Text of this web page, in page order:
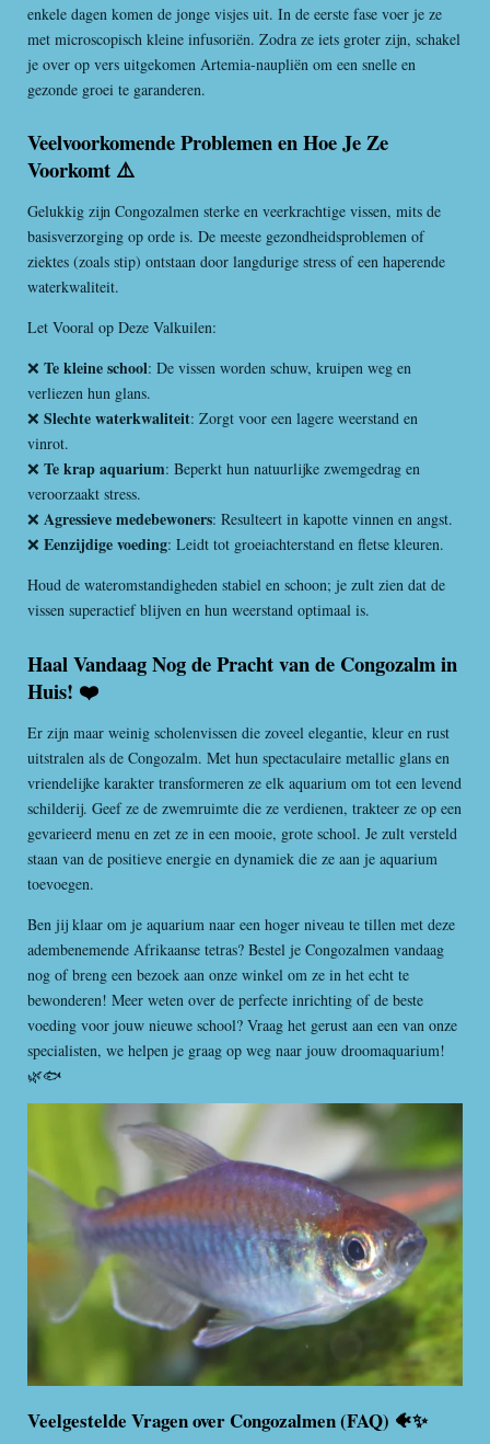
enkele dagen komen de jonge visjes uit. In de eerste fase voer je ze
met microscopisch kleine infusoriën. Zodra ze iets groter zijn, schakel
je over op vers uitgekomen Artemia-naupliën om een snelle en
gezonde groei te garanderen.
Veelvoorkomende Problemen en Hoe Je Ze
Voorkomt ⚠️
Gelukkig zijn Congozalmen sterke en veerkrachtige vissen, mits de
basisverzorging op orde is. De meeste gezondheidsproblemen of
ziektes (zoals stip) ontstaan door langdurige stress of een haperende
waterkwaliteit.
Let Vooral op Deze Valkuilen:
❌ Te kleine school: De vissen worden schuw, kruipen weg en
verliezen hun glans.
❌ Slechte waterkwaliteit: Zorgt voor een lagere weerstand en
vinrot.
❌ Te krap aquarium: Beperkt hun natuurlijke zwemgedrag en
veroorzaakt stress.
❌ Agressieve medebewoners: Resulteert in kapotte vinnen en angst.
❌ Eenzijdige voeding: Leidt tot groeiachterstand en fletse kleuren.
Houd de wateromstandigheden stabiel en schoon; je zult zien dat de
vissen superactief blijven en hun weerstand optimaal is.
Haal Vandaag Nog de Pracht van de Congozalm in
Huis! ❤️
Er zijn maar weinig scholenvissen die zoveel elegantie, kleur en rust
uitstralen als de Congozalm. Met hun spectaculaire metallic glans en
vriendelijke karakter transformeren ze elk aquarium om tot een levend
schilderij. Geef ze de zwemruimte die ze verdienen, trakteer ze op een
gevarieerd menu en zet ze in een mooie, grote school. Je zult versteld
staan van de positieve energie en dynamiek die ze aan je aquarium
toevoegen.
Ben jij klaar om je aquarium naar een hoger niveau te tillen met deze
adembenemende Afrikaanse tetras? Bestel je Congozalmen vandaag
nog of breng een bezoek aan onze winkel om ze in het echt te
bewonderen! Meer weten over de perfecte inrichting of de beste
voeding voor jouw nieuwe school? Vraag het gerust aan een van onze
specialisten, we helpen je graag op weg naar jouw droomaquarium!
🌿🐟
Veelgestelde Vragen over Congozalmen (FAQ) 🐠✨